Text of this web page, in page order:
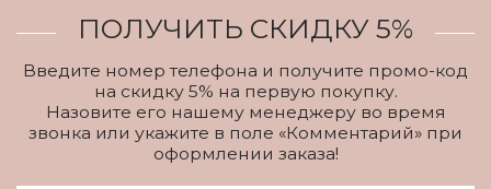
ПОЛУЧИТЬ СКИДКУ 5%
Введите номер телефона и получите промо-код
на скидку 5% на первую покупку.
Назовите его нашему менеджеру во время
звонка или укажите в поле «Комментарий» при
оформлении заказа!